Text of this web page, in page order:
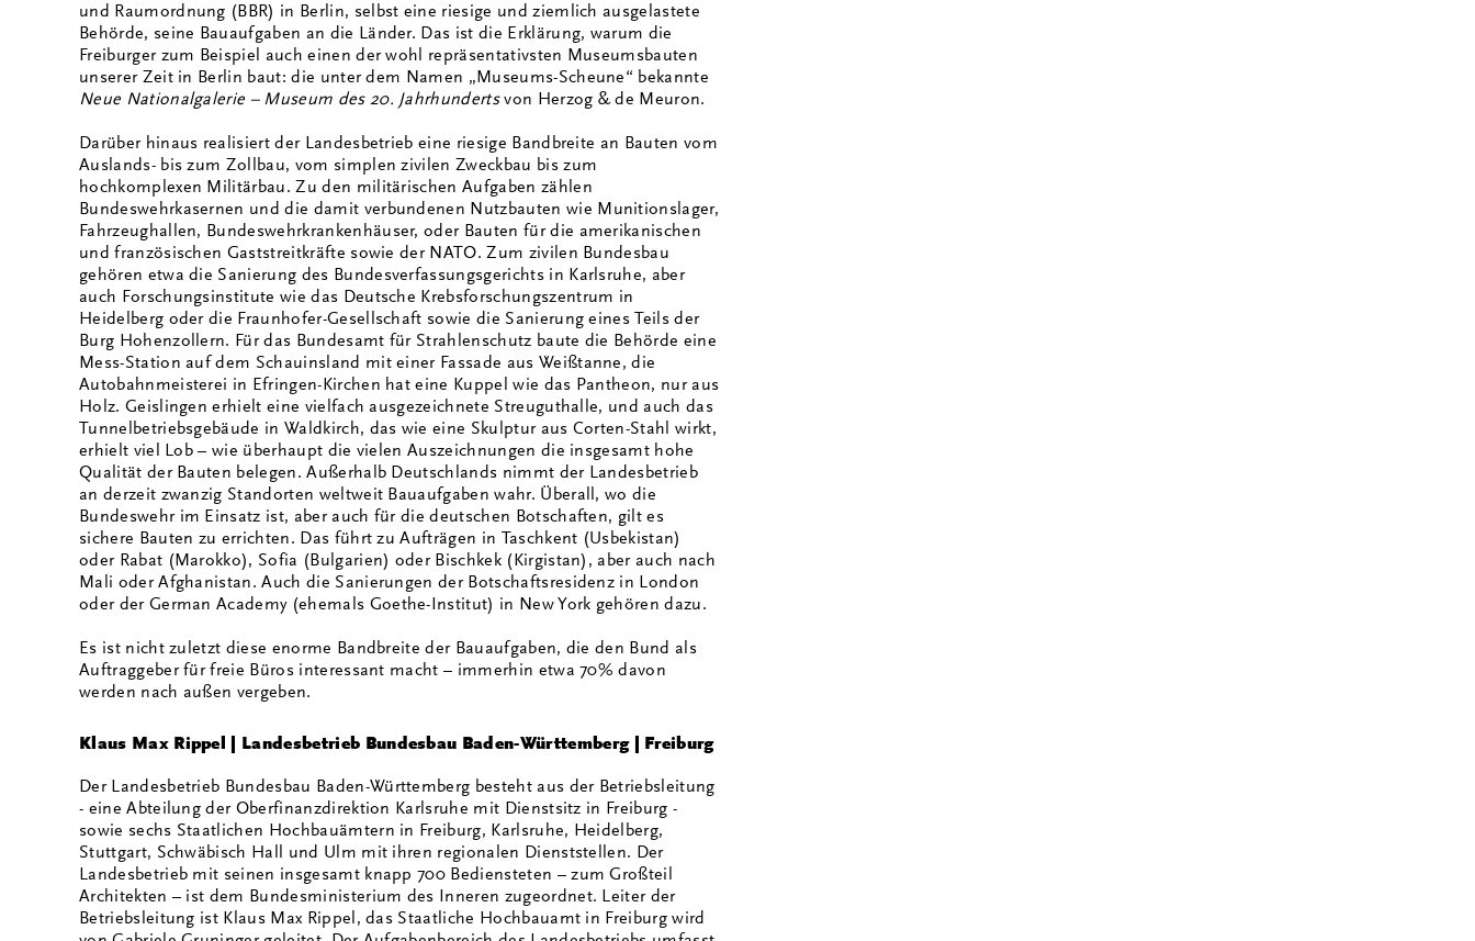
und Raumordnung (BBR) in Berlin, selbst eine riesige und ziemlich ausgelastete
Behörde, seine Bauaufgaben an die Länder. Das ist die Erklärung, warum die
Freiburger zum Beispiel auch einen der wohl repräsentativsten Museumsbauten
unserer Zeit in Berlin baut: die unter dem Namen „Museums-Scheune“ bekannte
Neue Nationalgalerie – Museum des 20. Jahrhundertsvon Herzog & de Meuron.
Darüber hinaus realisiert der Landesbetrieb eine riesige Bandbreite an Bauten vom
Auslands- bis zum Zollbau, vom simplen zivilen Zweckbau bis zum
hochkomplexen Militärbau. Zu den militärischen Aufgaben zählen
Bundeswehrkasernen und die damit verbundenen Nutzbauten wie Munitionslager,
Fahrzeughallen, Bundeswehrkrankenhäuser, oder Bauten für die amerikanischen
und französischen Gaststreitkräfte sowie der NATO. Zum zivilen Bundesbau
gehören etwa die Sanierung des Bundesverfassungsgerichts in Karlsruhe, aber
auch Forschungsinstitute wie das Deutsche Krebsforschungszentrum in
Heidelberg oder die Fraunhofer-Gesellschaft sowie die Sanierung eines Teils der
Burg Hohenzollern. Für das Bundesamt für Strahlenschutz baute die Behörde eine
Mess-Station auf dem Schauinsland mit einer Fassade aus Weißtanne, die
Autobahnmeisterei in Efringen-Kirchen hat eine Kuppel wie das Pantheon, nur aus
Holz. Geislingen erhielt eine vielfach ausgezeichnete Streuguthalle, und auch das
Tunnelbetriebsgebäude in Waldkirch, das wie eine Skulptur aus Corten-Stahl wirkt,
erhielt viel Lob – wie überhaupt die vielen Auszeichnungen die insgesamt hohe
Qualität der Bauten belegen. Außerhalb Deutschlands nimmt der Landesbetrieb
an derzeit zwanzig Standorten weltweit Bauaufgaben wahr. Überall, wo die
Bundeswehr im Einsatz ist, aber auch für die deutschen Botschaften, gilt es
sichere Bauten zu errichten. Das führt zu Aufträgen in Taschkent (Usbekistan)
oder Rabat (Marokko), Sofia (Bulgarien) oder Bischkek (Kirgistan), aber auch nach
Mali oder Afghanistan. Auch die Sanierungen der Botschaftsresidenz in London
oder der German Academy (ehemals Goethe-Institut) in New York gehören dazu.
Es ist nicht zuletzt diese enorme Bandbreite der Bauaufgaben, die den Bund als
Auftraggeber für freie Büros interessant macht – immerhin etwa 70% davon
werden nach außen vergeben.
Klaus Max Rippel | Landesbetrieb Bundesbau Baden-Württemberg | Freiburg
Der Landesbetrieb Bundesbau Baden-Württemberg besteht aus der Betriebsleitung
- eine Abteilung der Oberfinanzdirektion Karlsruhe mit Dienstsitz in Freiburg -
sowie sechs Staatlichen Hochbauämtern in Freiburg, Karlsruhe, Heidelberg,
Stuttgart, Schwäbisch Hall und Ulm mit ihren regionalen Dienststellen. Der
Landesbetrieb mit seinen insgesamt knapp 700 Bediensteten – zum Großteil
Architekten – ist dem Bundesministerium des Inneren zugeordnet. Leiter der
Betriebsleitung ist Klaus Max Rippel, das Staatliche Hochbauamt in Freiburg wird